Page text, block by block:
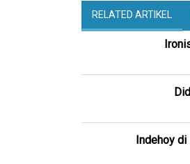
RELATED ARTIKEL
Indehoy